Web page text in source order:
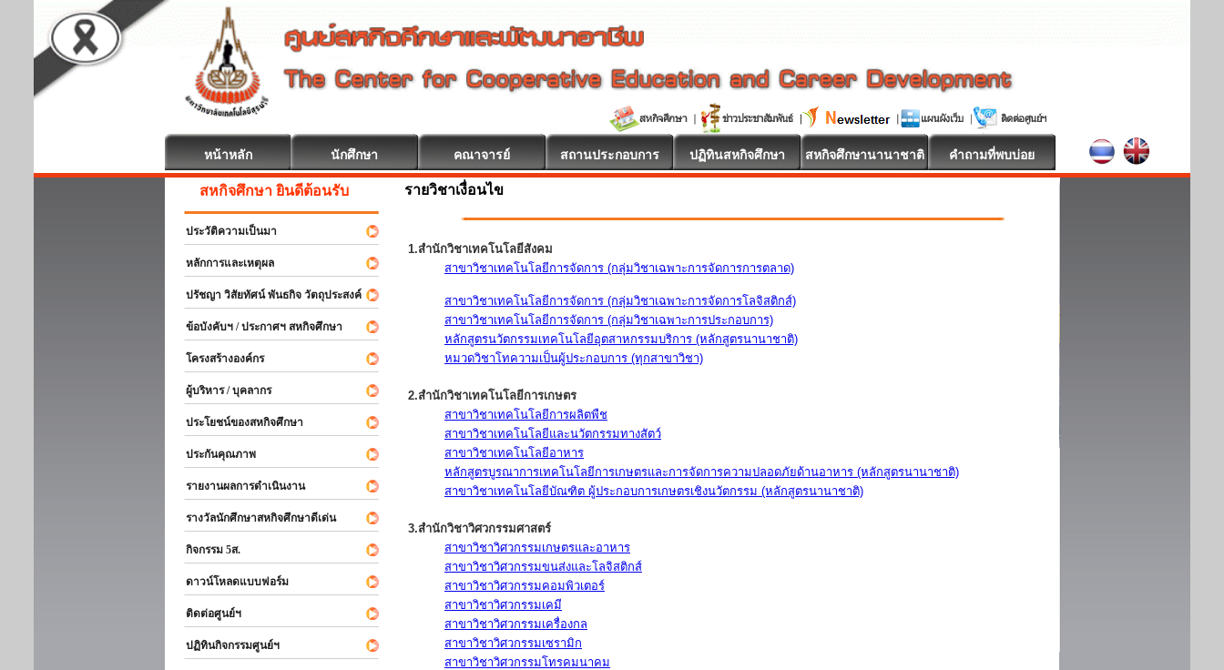
หน้าหลัก นักศึกษา คณาจารย์ สถานประกอบการ ปฏิทินสหกิจศึกษา สหกิจศึกษานานาชาติ คำถามที่พบบ่อย
สหกิจศึกษา ยินดีต้อนรับ
ประวัติความเป็นมา
หลักการและเหตุผล
ปรัชญา วิสัยทัศน์ พันธกิจ วัตถุประสงค์
ข้อบังคับฯ / ประกาศฯ สหกิจศึกษา
โครงสร้างองค์กร
ผู้บริหาร / บุคลากร
ประโยชน์ของสหกิจศึกษา
ประกันคุณภาพ
รายงานผลการดำเนินงาน
รางวัลนักศึกษาสหกิจศึกษาดีเด่น
กิจกรรม 5ส.
ดาวน์โหลดแบบฟอร์ม
ติดต่อศูนย์ฯ
ปฏิทินกิจกรรมศูนย์ฯ
รายวิชาเงื่อนไข
1.สำนักวิชาเทคโนโลยีสังคม
สาขาวิชาเทคโนโลยีการจัดการ (กลุ่มวิชาเฉพาะการจัดการการตลาด)
สาขาวิชาเทคโนโลยีการจัดการ (กลุ่มวิชาเฉพาะการจัดการโลจิสติกส์)
สาขาวิชาเทคโนโลยีการจัดการ (กลุ่มวิชาเฉพาะการประกอบการ)
หลักสูตรนวัตกรรมเทคโนโลยีอุตสาหกรรมบริการ (หลักสูตรนานาชาติ)
หมวดวิชาโทความเป็นผู้ประกอบการ (ทุกสาขาวิชา)
2.สำนักวิชาเทคโนโลยีการเกษตร
สาขาวิชาเทคโนโลยีการผลิตพืช
สาขาวิชาเทคโนโลยีและนวัตกรรมทางสัตว์
สาขาวิชาเทคโนโลยีอาหาร
หลักสูตรบูรณาการเทคโนโลยีการเกษตรและการจัดการความปลอดภัยด้านอาหาร (หลักสูตรนานาชาติ)
สาขาวิชาเทคโนโลยีบัณฑิต ผู้ประกอบการเกษตรเชิงนวัตกรรม (หลักสูตรนานาชาติ)
3.สำนักวิชาวิศวกรรมศาสตร์
สาขาวิชาวิศวกรรมเกษตรและอาหาร
สาขาวิชาวิศวกรรมขนส่งและโลจิสติกส์
สาขาวิชาวิศวกรรมคอมพิวเตอร์
สาขาวิชาวิศวกรรมเคมี
สาขาวิชาวิศวกรรมเครื่องกล
สาขาวิชาวิศวกรรมเซรามิก
สาขาวิชาวิศวกรรมโทรคมนาคม